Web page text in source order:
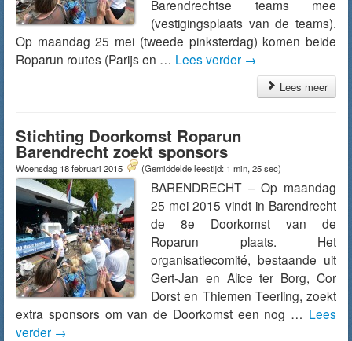
Barendrechtse teams mee
(vestigingsplaats van de teams).
Op maandag 25 mei (tweede pinksterdag) komen beide
Roparun routes (Parijs en … Lees verder →
Lees meer
Stichting Doorkomst Roparun
Barendrecht zoekt sponsors
Woensdag 18 februari 2015 (Gemiddelde leestijd: 1 min, 25 sec)
BARENDRECHT – Op maandag
25 mei 2015 vindt in Barendrecht
de 8e Doorkomst van de
Roparun plaats. Het
organisatiecomité, bestaande uit
Gert-Jan en Alice ter Borg, Cor
Dorst en Thiemen Teerling, zoekt
extra sponsors om van de Doorkomst een nog … Lees
verder →